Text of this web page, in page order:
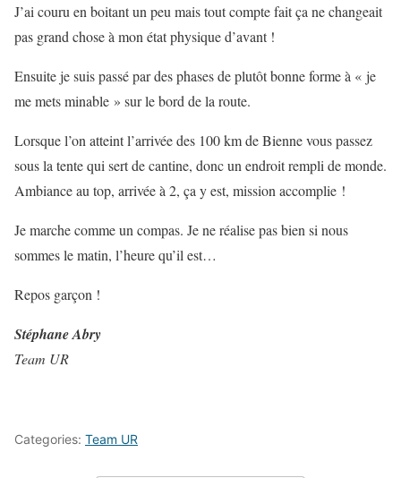
J’ai couru en boitant un peu mais tout compte fait ça ne changeait
pas grand chose à mon état physique d’avant !
Ensuite je suis passé par des phases de plutôt bonne forme à « je
me mets minable » sur le bord de la route.
Lorsque l’on atteint l’arrivée des 100 km de Bienne vous passez
sous la tente qui sert de cantine, donc un endroit rempli de monde.
Ambiance au top, arrivée à 2, ça y est, mission accomplie !
Je marche comme un compas. Je ne réalise pas bien si nous
sommes le matin, l’heure qu’il est…
Repos garçon !
Stéphane Abry
Team UR
Categories: Team UR